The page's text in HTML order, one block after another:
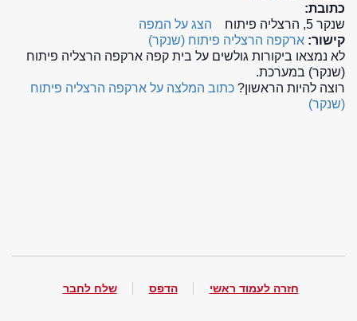
כתובת:
שנקר 5, הרצליה פיתוח
הצג על המפה
קישור: ארקפה הרצליה פיתוח (שנקר)
לא נמצאו ביקורות גולשים על בית קפה ארקפה הרצליה פיתוח
(שנקר) במערכת.
רוצה להיות הראשון? כתוב המלצה על ארקפה הרצליה פיתוח
(שנקר)
חזרה לעמוד ראשי הדפס שלח לחבר